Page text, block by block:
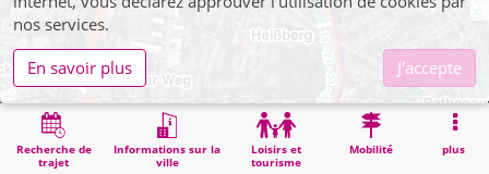
Recherche de
trajet
Informations sur la
ville
Loisirs et
tourisme
Mobilité plus
nos services.
En savoir plus
J'accepte